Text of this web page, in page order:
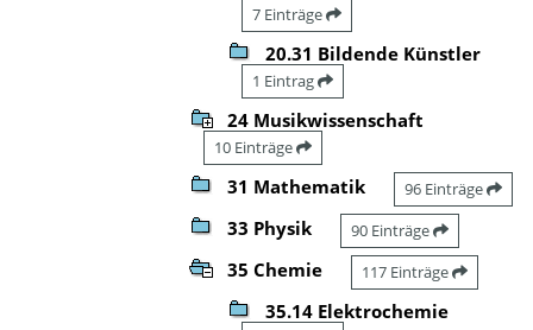
7 Einträge
20.31 Bildende Künstler
1 Eintrag
24 Musikwissenschaft
10 Einträge
31 Mathematik 96 Einträge
33 Physik 90 Einträge
35 Chemie 117 Einträge
35.14 Elektrochemie